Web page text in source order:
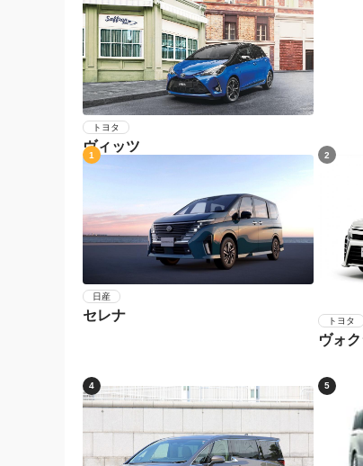
トヨタ
ヴィッツ
1
日産
セレナ
2
トヨタ
ヴォ
4 5